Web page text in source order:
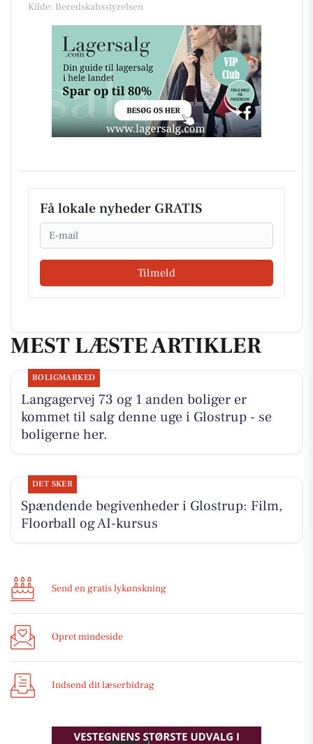
Kilde: Beredskabsstyrelsen
Få lokale nyheder GRATIS
Email
Tilmeld
MEST LÆSTE ARTIKLER
BOLIGMARKED
Langagervej 73 og 1 anden boliger er
kommet til salg denne uge i Glostrup - se
boligerne her.
DET SKER
Spændende begivenheder i Glostrup: Film,
Floorball og AI-kursus
Send en gratis lykønskning
Opret mindeside
Indsend dit læserbidrag